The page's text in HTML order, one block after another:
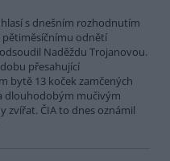
s dnešním rozhodnutím
pětiměsíčnímu odnětí
Naděždu Trojanovou.
přesahující
bytě 13 koček zamčených
dlouhodobým mučivým
zvířat. ČIA to dnes oznámil